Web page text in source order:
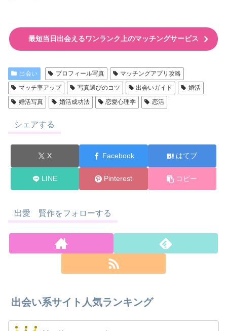
最短当日出会えるワンランク上のマッチングサービス
出会い プロフィール写真
マッチングアプリ攻略
マッチ率アップ
写真選びのコツ 出会いガイド
婚活
婚活写真
婚活成功法 恋愛心理学 恋活
シェアする
X Facebook はてブ
LINE Pinterest コピー
出愛 賢作をフォローする
出会い系サイト人気ランキング